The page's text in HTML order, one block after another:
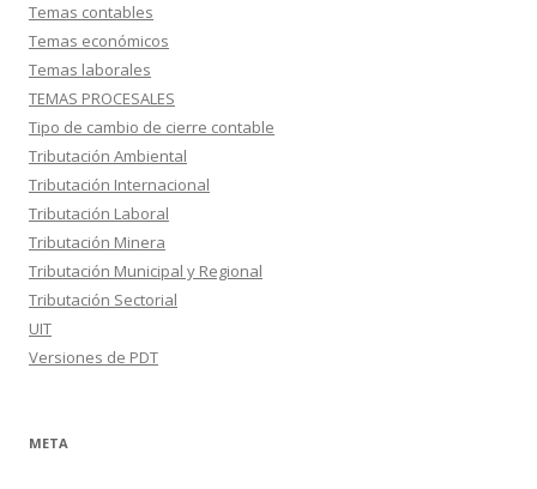
Temas contables
Temas económicos
Temas laborales
TEMAS PROCESALES
Tipo de cambio de cierre contable
Tributación Ambiental
Tributación Internacional
Tributación Laboral
Tributación Minera
Tributación Municipal y Regional
Tributación Sectorial
UIT
Versiones de PDT
META